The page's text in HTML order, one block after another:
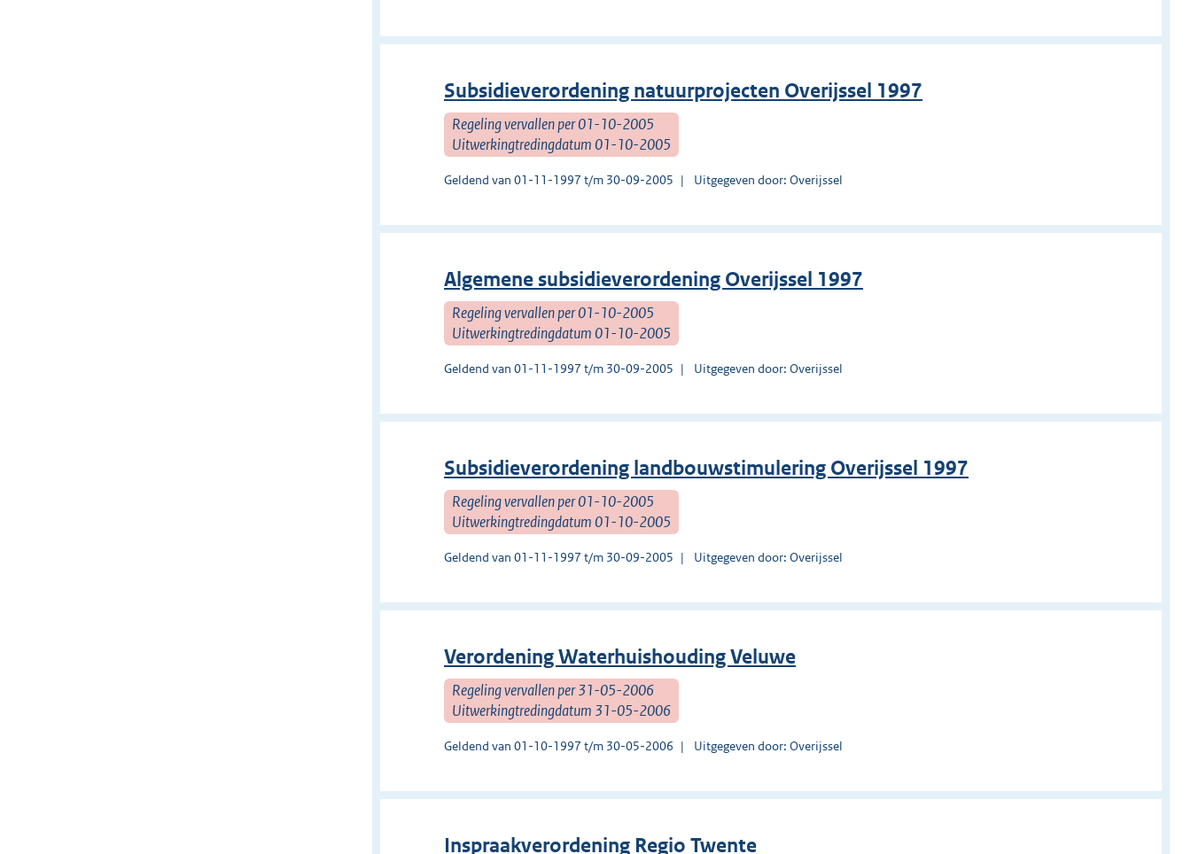
Subsidieverordening natuurprojecten Overijssel 1997
Regeling vervallen per 01-10-2005
Uitwerkingtredingdatum 01-10-2005
Geldend van 01-11-1997 t/m 30-09-2005 Uitgegeven door: Overijssel
Algemene subsidieverordening Overijssel 1997
Regeling vervallen per 01-10-2005
Uitwerkingtredingdatum 01-10-2005
Geldend van 01-11-1997 t/m 30-09-2005 Uitgegeven door: Overijssel
Subsidieverordening landbouwstimulering Overijssel 1997
Regeling vervallen per 01-10-2005
Uitwerkingtredingdatum 01-10-2005
Geldend van 01-11-1997 t/m 30-09-2005 Uitgegeven door: Overijssel
Verordening Waterhuishouding Veluwe
Regeling vervallen per 31-05-2006
Uitwerkingtredingdatum 31-05-2006
Geldend van 01-10-1997 t/m 30-05-2006 Uitgegeven door: Overijssel
Inspraakverordening Regio Twente